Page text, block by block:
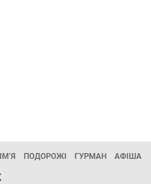
ПОДОРОЖІ ГУРМАН АФІША